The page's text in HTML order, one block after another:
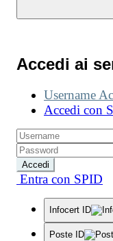
Accedi ai
Username
Accedi con
Accedi
Entra con SPID
Infocert ID
Poste ID